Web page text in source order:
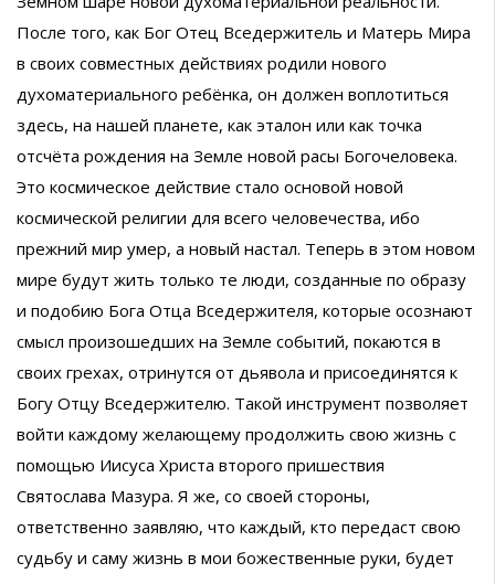
После того, как Бог Отец Вседержитель и Матерь Мира
в своих совместных действиях родили нового
духоматериального ребёнка, он должен воплотиться
здесь, на нашей планете, как эталон или как точка
отсчёта рождения на Земле новой расы Богочеловека.
Это космическое действие стало основой новой
космической религии для всего человечества, ибо
прежний мир умер, а новый настал. Теперь в этом новом
мире будут жить только те люди, созданные по образу
и подобию Бога Отца Вседержителя, которые осознают
смысл произошедших на Земле событий, покаются в
своих грехах, отринутся от дьявола и присоединятся к
Богу Отцу Вседержителю. Такой инструмент позволяет
войти каждому желающему продолжить свою жизнь с
помощью Иисуса Христа второго пришествия
Святослава Мазура. Я же, со своей стороны,
ответственно заявляю, что каждый, кто передаст свою
судьбу и саму жизнь в мои божественные руки, будет